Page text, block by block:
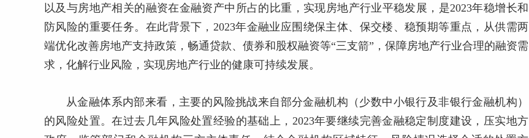
以及与房地产相关的融资在金融资产中所占的比重，实现房地产行业平稳发展，是2023年稳增长和
防风险的重要任务。在此背景下，2023年金融业应围绕保主体、保交楼、稳预期等重点，从供需两
端优化改善房地产支持政策，畅通贷款、债券和股权融资等“三支箭”，保障房地产行业合理的融资需
求，化解行业风险，实现房地产行业的健康可持续发展。
从金融体系内部来看，主要的风险挑战来自部分金融机构（少数中小银行及非银行金融机构）
的风险处置。在过去几年风险处置经验的基础上，2023年要继续完善金融稳定制度建设，压实地方